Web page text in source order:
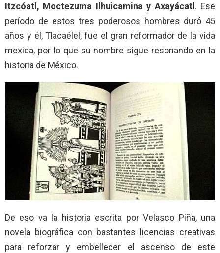
Itzcóatl, Moctezuma Ilhuicamina y Axayácatl. Ese
período de estos tres poderosos hombres duró 45
años y él, Tlacaélel, fue el gran reformador de la vida
mexica, por lo que su nombre sigue resonando en la
historia de México.
De eso va la historia escrita por Velasco Piña, una
novela biográfica con bastantes licencias creativas
para reforzar y embellecer el ascenso de este